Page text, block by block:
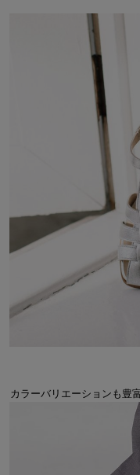
カラーバリエーションも豊